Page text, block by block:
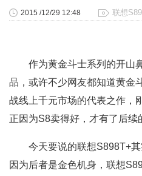
联想
2015 /12/29 12:48
作为黄金斗士系列的开山
品，或许不少网友都知道黄金
战线上千元市场的代表之作，
正因为S8卖得好，才有了后续
今天要说的联想S898T+
因为后者是金色机身，联想